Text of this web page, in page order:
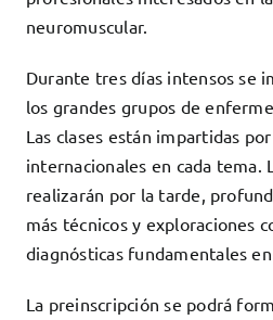
neuromuscular.
Durante tres días intensos se
los grandes grupos de
Las clases están impartidas
internacionales en cada tema.
realizarán por la tarde,
más técnicos y exploraciones
diagnósticas fundamentales
La preinscripción se podrá